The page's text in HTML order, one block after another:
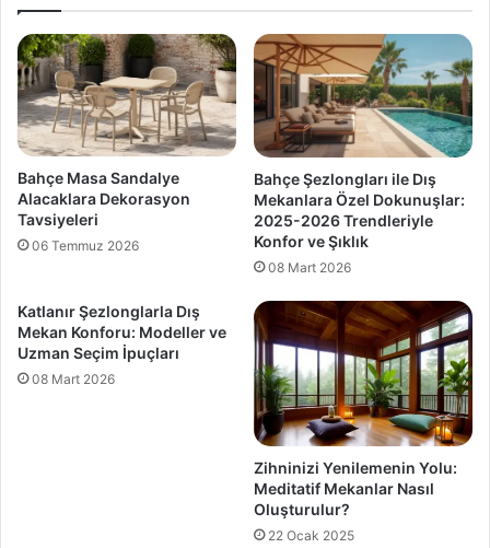
Bahçe Masa Sandalye
Alacaklara Dekorasyon
Tavsiyeleri
06 Temmuz 2026
Bahçe Şezlongları ile Dış
Mekanlara Özel Dokunuşlar:
2025-2026 Trendleriyle
Konfor ve Şıklık
08 Mart 2026
Katlanır Şezlonglarla Dış
Mekan Konforu: Modeller ve
Uzman Seçim İpuçları
08 Mart 2026
Zihninizi Yenilemenin Yolu:
Meditatif Mekanlar Nasıl
Oluşturulur?
22 Ocak 2025